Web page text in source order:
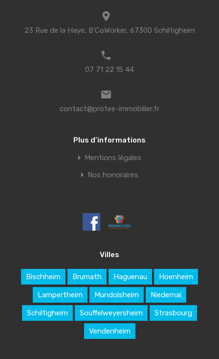
23 Rue de la Haye, B'CoWorker, 67300 Schiltigheim
07 71 22 15 44
contact@protee-immobilier.fr
Plus d’informations
Mentions légales
Nos honoraires
Villes
Bischheim Brumath Haguenau Hoenheim
Lampertheim Mundolsheim Niedernai
Schiltigheim Souffelweyersheim Strasbourg
Vendenheim